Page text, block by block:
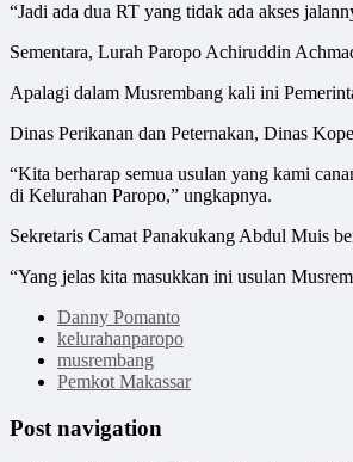
“Jadi ada dua RT yang tidak ada akses
Sementara, Lurah Paropo Achiruddin
Apalagi dalam Musrembang kali ini
Dinas Perikanan dan Peternakan, Dinas
“Kita berharap semua usulan yang kami
di Kelurahan Paropo,” ungkapnya.
Sekretaris Camat Panakukang Abdul Muis
“Yang jelas kita masukkan ini usulan
Danny Pomanto
kelurahanparopo
musrembang
Pemkot Makassar
Post navigation